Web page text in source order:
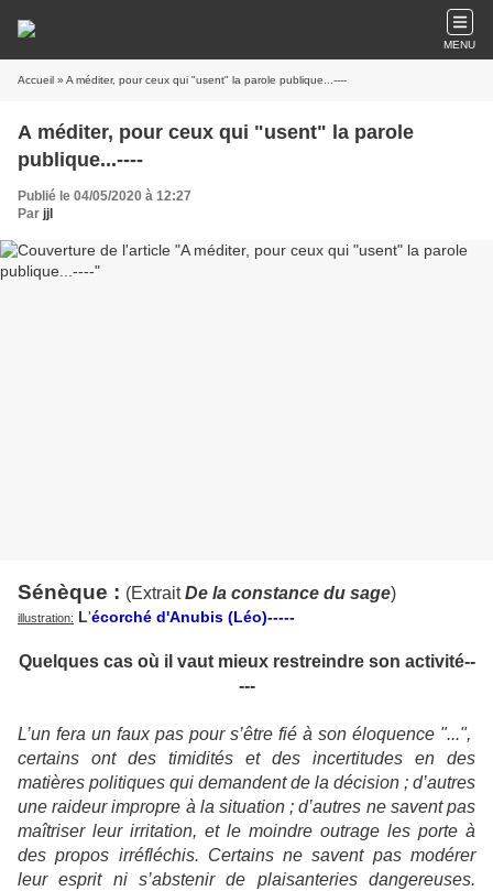
MENU
Accueil » A méditer, pour ceux qui "usent" la parole publique...----
A méditer, pour ceux qui "usent" la parole
publique...----
Publié le 04/05/2020 à 12:27
Par jjl
Sénèque : (ExtraitDe la constance du sage)
illustration: L'écorché d'Anubis (Léo)-----
Quelques cas où il vaut mieux restreindre son activité--
---
L’un fera un faux pas pour s’être fié à son éloquence "...",
certains ont des timidités et des incertitudes en des
matières politiques qui demandent de la décision ; d’autres
une raideur impropre à la situation ; d’autres ne savent pas
maîtriser leur irritation, et le moindre outrage les porte à
des propos irréfléchis. Certains ne savent pas modérer
leur esprit ni s’abstenir de plaisanteries dangereuses.